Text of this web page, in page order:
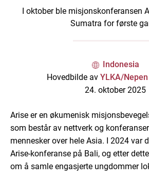
I oktober ble misjonskonferansen
Sumatra for første
Indonesia
Hovedbilde av YLKA/
24. oktober 2025
Arise er en økumenisk
som består av nettverk og
mennesker over hele Asia. I 2024 var
Arise-konferanse på Bali, og etter
om å samle engasjerte ungdommer